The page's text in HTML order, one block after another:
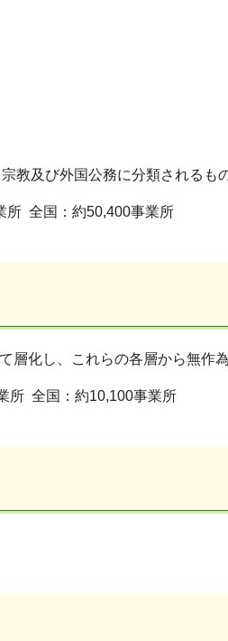
教及び外国公務に分類されるも
所 全国：約50,400事業所
層化し、これらの各層から無作
所 全国：約10,100事業所